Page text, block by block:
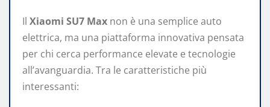
Il Xiaomi SU7 Max non è una semplice auto
elettrica, ma una piattaforma innovativa pensata
per chi cerca performance elevate e tecnologie
all’avanguardia. Tra le caratteristiche più
interessanti: